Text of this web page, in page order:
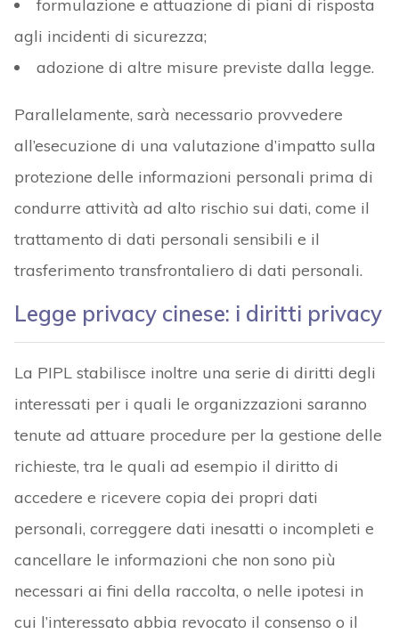
formulazione e attuazione di piani di risposta
agli incidenti di sicurezza;
adozione di altre misure previste dalla legge.
Parallelamente, sarà necessario provvedere
all’esecuzione di una valutazione d’impatto sulla
protezione delle informazioni personali prima di
condurre attività ad alto rischio sui dati, come il
trattamento di dati personali sensibili e il
trasferimento transfrontaliero di dati personali.
Legge privacy cinese: i diritti privacy
La PIPL stabilisce inoltre una serie di diritti degli
interessati per i quali le organizzazioni saranno
tenute ad attuare procedure per la gestione delle
richieste, tra le quali ad esempio il diritto di
accedere e ricevere copia dei propri dati
personali, correggere dati inesatti o incompleti e
cancellare le informazioni che non sono più
necessari ai fini della raccolta, o nelle ipotesi in
cui l’interessato abbia revocato il consenso o il